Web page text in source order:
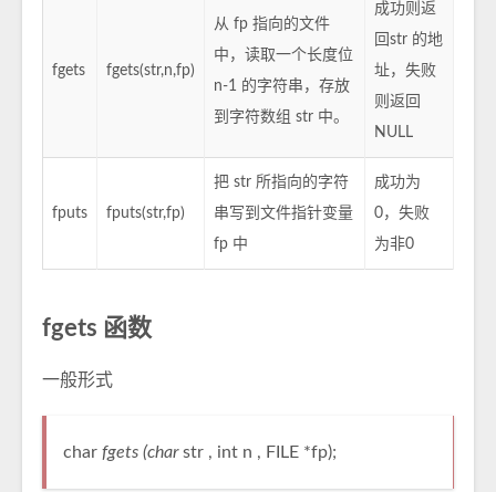
fgets fgets(str,n,fp)
从 fp 指向的文件
中，读取一个长度位
n-1 的字符串，存放
到字符数组 str 中。
成功则返
回str 的地
址，失败
则返回
NULL
fputs fputs(str,fp)
把 str 所指向的字符
串写到文件指针变量
fp 中
成功为
0，失败
为非0
fgets 函数
一般形式
char fgets (charstr , int n , FILE *fp);